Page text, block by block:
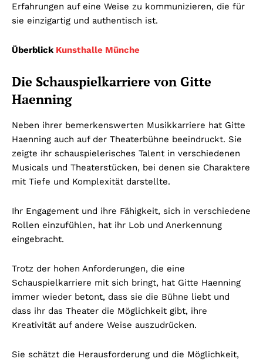
Erfahrungen auf eine Weise zu kommunizieren, die für
sie einzigartig und authentisch ist.
Überblick Kunsthalle Münche
Die Schauspielkarriere von Gitte
Haenning
Neben ihrer bemerkenswerten Musikkarriere hat Gitte
Haenning auch auf der Theaterbühne beeindruckt. Sie
zeigte ihr schauspielerisches Talent in verschiedenen
Musicals und Theaterstücken, bei denen sie Charaktere
mit Tiefe und Komplexität darstellte.
Ihr Engagement und ihre Fähigkeit, sich in verschiedene
Rollen einzufühlen, hat ihr Lob und Anerkennung
eingebracht.
Trotz der hohen Anforderungen, die eine
Schauspielkarriere mit sich bringt, hat Gitte Haenning
immer wieder betont, dass sie die Bühne liebt und
dass ihr das Theater die Möglichkeit gibt, ihre
Kreativität auf andere Weise auszudrücken.
Sie schätzt die Herausforderung und die Möglichkeit,